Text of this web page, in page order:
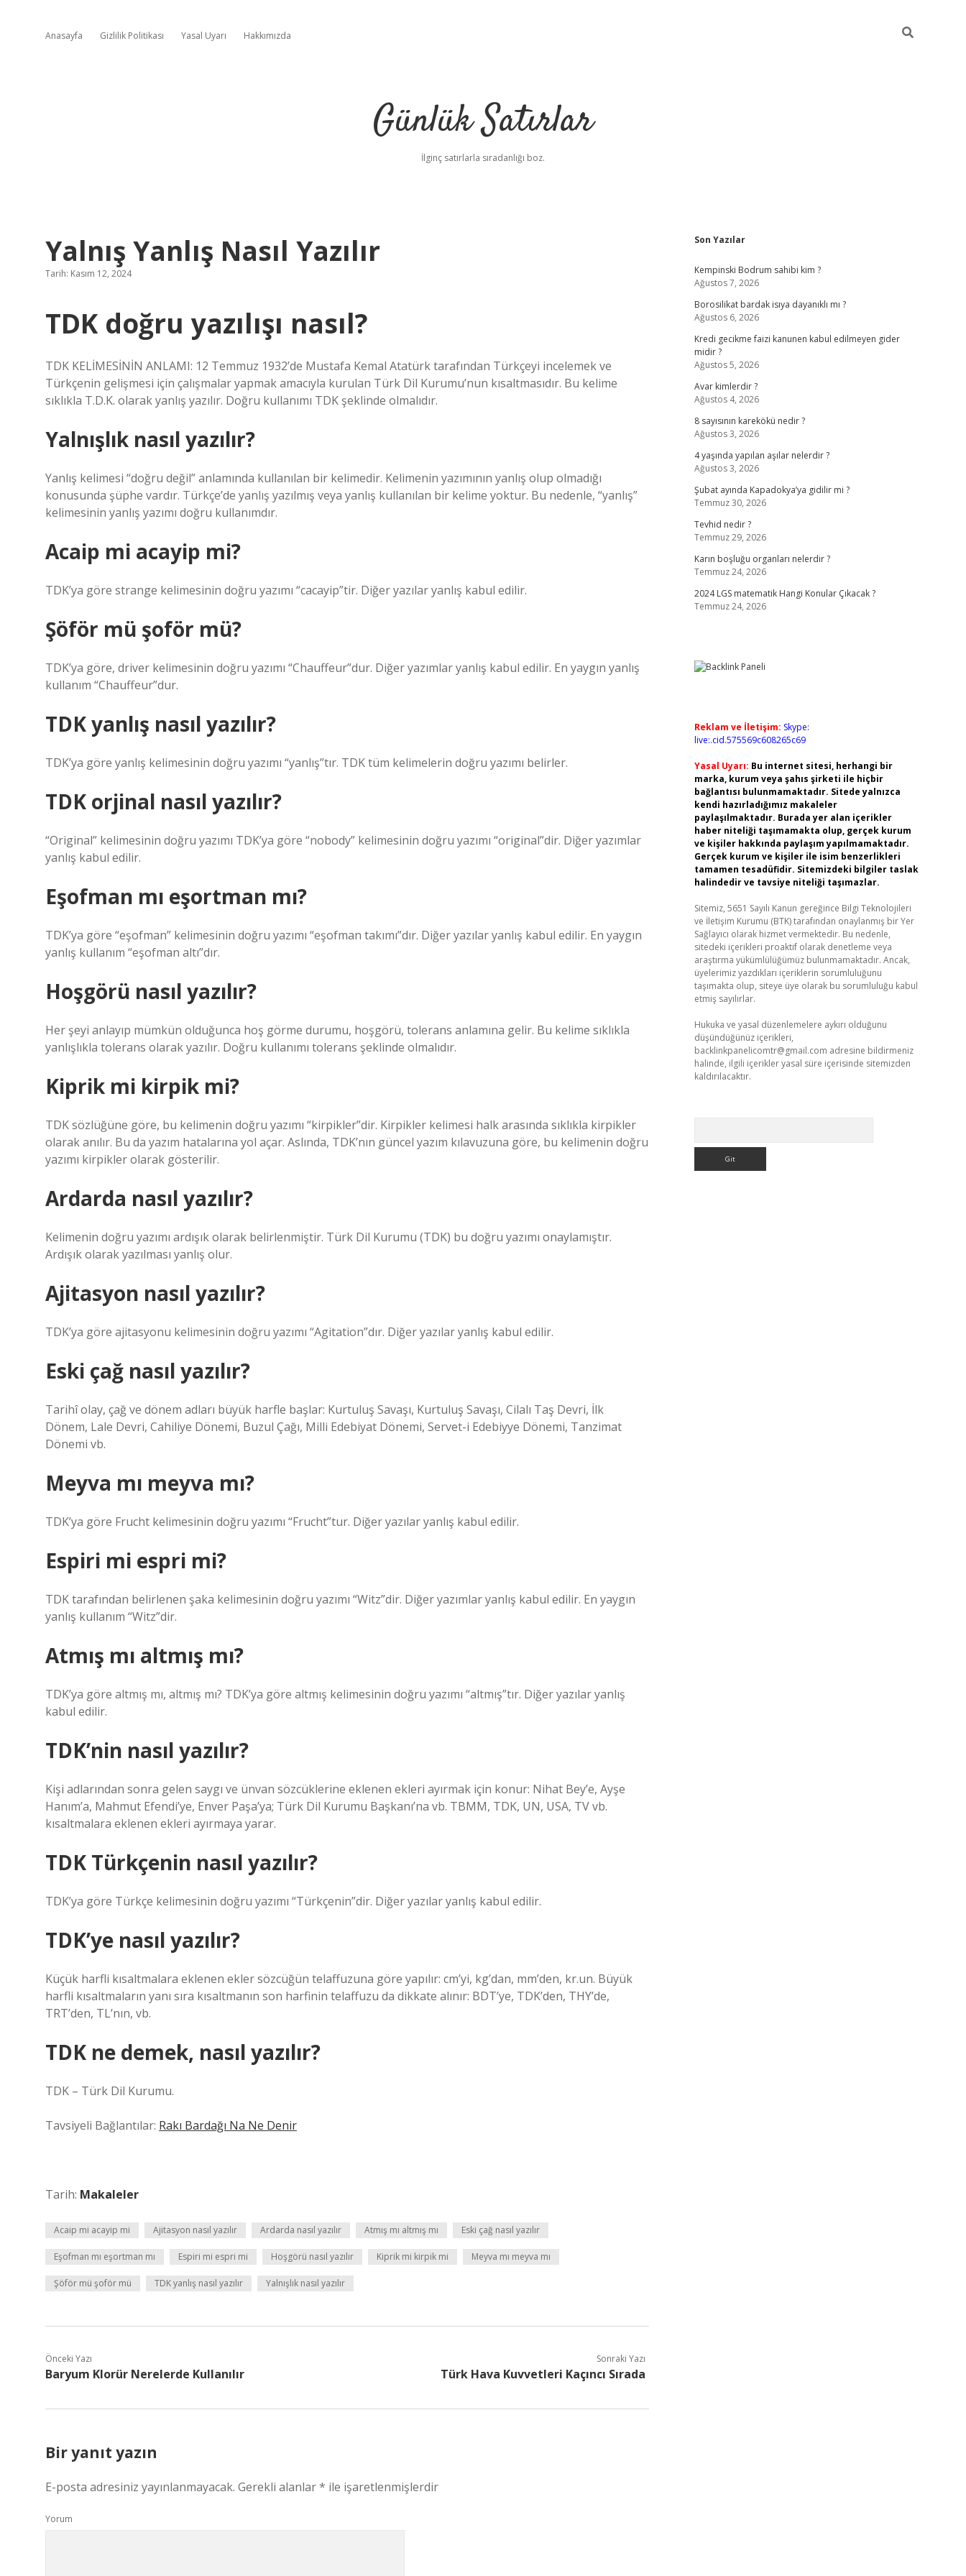
Anasayfa Gizlilik Politikası Yasal Uyarı Hakkımızda
Günlük Satırlar
İlginç satırlarla sıradanlığı boz.
Yalnış Yanlış Nasıl Yazılır
Tarih: Kasım 12, 2024
TDK doğru yazılışı nasıl?
TDK KELİMESİNİN ANLAMI: 12 Temmuz 1932’de Mustafa Kemal Atatürk tarafından Türkçeyi incelemek ve
Türkçenin gelişmesi için çalışmalar yapmak amacıyla kurulan Türk Dil Kurumu’nun kısaltmasıdır. Bu kelime
sıklıkla T.D.K. olarak yanlış yazılır. Doğru kullanımı TDK şeklinde olmalıdır.
Yalnışlık nasıl yazılır?
Yanlış kelimesi “doğru değil” anlamında kullanılan bir kelimedir. Kelimenin yazımının yanlış olup olmadığı
konusunda şüphe vardır. Türkçe’de yanlış yazılmış veya yanlış kullanılan bir kelime yoktur. Bu nedenle, “yanlış”
kelimesinin yanlış yazımı doğru kullanımdır.
Acaip mi acayip mi?
TDK’ya göre strange kelimesinin doğru yazımı “cacayip”tir. Diğer yazılar yanlış kabul edilir.
Şöför mü şoför mü?
TDK’ya göre, driver kelimesinin doğru yazımı “Chauffeur”dur. Diğer yazımlar yanlış kabul edilir. En yaygın yanlış
kullanım “Chauffeur”dur.
TDK yanlış nasıl yazılır?
TDK’ya göre yanlış kelimesinin doğru yazımı “yanlış”tır. TDK tüm kelimelerin doğru yazımı belirler.
TDK orjinal nasıl yazılır?
“Original” kelimesinin doğru yazımı TDK’ya göre “nobody” kelimesinin doğru yazımı “original”dir. Diğer yazımlar
yanlış kabul edilir.
Eşofman mı eşortman mı?
TDK’ya göre “eşofman” kelimesinin doğru yazımı “eşofman takımı”dır. Diğer yazılar yanlış kabul edilir. En yaygın
yanlış kullanım “eşofman altı”dır.
Hoşgörü nasıl yazılır?
Her şeyi anlayıp mümkün olduğunca hoş görme durumu, hoşgörü, tolerans anlamına gelir. Bu kelime sıklıkla
yanlışlıkla tolerans olarak yazılır. Doğru kullanımı tolerans şeklinde olmalıdır.
Kiprik mi kirpik mi?
TDK sözlüğüne göre, bu kelimenin doğru yazımı “kirpikler”dir. Kirpikler kelimesi halk arasında sıklıkla kirpikler
olarak anılır. Bu da yazım hatalarına yol açar. Aslında, TDK’nın güncel yazım kılavuzuna göre, bu kelimenin doğru
yazımı kirpikler olarak gösterilir.
Ardarda nasıl yazılır?
Kelimenin doğru yazımı ardışık olarak belirlenmiştir. Türk Dil Kurumu (TDK) bu doğru yazımı onaylamıştır.
Ardışık olarak yazılması yanlış olur.
Ajitasyon nasıl yazılır?
TDK’ya göre ajitasyonu kelimesinin doğru yazımı “Agitation”dır. Diğer yazılar yanlış kabul edilir.
Eski çağ nasıl yazılır?
Tarihî olay, çağ ve dönem adları büyük harfle başlar: Kurtuluş Savaşı, Kurtuluş Savaşı, Cilalı Taş Devri, İlk
Dönem, Lale Devri, Cahiliye Dönemi, Buzul Çağı, Milli Edebiyat Dönemi, Servet-i Edebiyye Dönemi, Tanzimat
Dönemi vb.
Meyva mı meyva mı?
TDK’ya göre Frucht kelimesinin doğru yazımı “Frucht”tur. Diğer yazılar yanlış kabul edilir.
Espiri mi espri mi?
TDK tarafından belirlenen şaka kelimesinin doğru yazımı “Witz”dir. Diğer yazımlar yanlış kabul edilir. En yaygın
yanlış kullanım “Witz”dir.
Atmış mı altmış mı?
TDK’ya göre altmış mı, altmış mı? TDK’ya göre altmış kelimesinin doğru yazımı “altmış”tır. Diğer yazılar yanlış
kabul edilir.
TDK’nin nasıl yazılır?
Kişi adlarından sonra gelen saygı ve ünvan sözcüklerine eklenen ekleri ayırmak için konur: Nihat Bey’e, Ayşe
Hanım’a, Mahmut Efendi’ye, Enver Paşa’ya; Türk Dil Kurumu Başkanı’na vb. TBMM, TDK, UN, USA, TV vb.
kısaltmalara eklenen ekleri ayırmaya yarar.
TDK Türkçenin nasıl yazılır?
TDK’ya göre Türkçe kelimesinin doğru yazımı “Türkçenin”dir. Diğer yazılar yanlış kabul edilir.
TDK’ye nasıl yazılır?
Küçük harfli kısaltmalara eklenen ekler sözcüğün telaffuzuna göre yapılır: cm’yi, kg’dan, mm’den, kr.un. Büyük
harfli kısaltmaların yanı sıra kısaltmanın son harfinin telaffuzu da dikkate alınır: BDT’ye, TDK’den, THY’de,
TRT’den, TL’nın, vb.
TDK ne demek, nasıl yazılır?
TDK – Türk Dil Kurumu.
Tavsiyeli Bağlantılar: Rakı Bardağı Na Ne Denir
Tarih: Makaleler
Acaip mi acayip mi Ajitasyon nasıl yazılır Ardarda nasıl yazılır Atmış mı altmış mı Eski çağ nasıl yazılır
Eşofman mı eşortman mı Espiri mi espri mi Hoşgörü nasıl yazılır Kiprik mi kirpik mi Meyva mı meyva mı
Şöför mü şoför mü TDK yanlış nasıl yazılır Yalnışlık nasıl yazılır
Önceki Yazı
Baryum Klorür Nerelerde Kullanılır
Sonraki Yazı
Türk Hava Kuvvetleri Kaçıncı Sırada
Bir yanıt yazın
E-posta adresiniz yayınlanmayacak. Gerekli alanlar* ile işaretlenmişlerdir
Yorum
Sidebar
Son Yazılar
Kempinski Bodrum sahibi kim ?
Ağustos 7, 2026
Borosilikat bardak isıya dayanıklı mı ?
Ağustos 6, 2026
Kredi gecikme faizi kanunen kabul edilmeyen gider
midir ?
Ağustos 5, 2026
Avar kimlerdir ?
Ağustos 4, 2026
8 sayısının karekökü nedir ?
Ağustos 3, 2026
4 yaşında yapılan aşılar nelerdir ?
Ağustos 3, 2026
Şubat ayında Kapadokya’ya gidilir mi ?
Temmuz 30, 2026
Tevhid nedir ?
Temmuz 29, 2026
Karın boşluğu organları nelerdir ?
Temmuz 24, 2026
2024 LGS matematik Hangi Konular Çıkacak ?
Temmuz 24, 2026
Reklam ve İletişim: Skype:
live:.cid.575569c608265c69
Yasal Uyarı: Bu internet sitesi, herhangi bir
marka, kurum veya şahıs şirketi ile hiçbir
bağlantısı bulunmamaktadır. Sitede yalnızca
kendi hazırladığımız makaleler
paylaşılmaktadır. Burada yer alan içerikler
haber niteliği taşımamakta olup, gerçek kurum
ve kişiler hakkında paylaşım yapılmamaktadır.
Gerçek kurum ve kişiler ile isim benzerlikleri
tamamen tesadüfidir. Sitemizdeki bilgiler taslak
halindedir ve tavsiye niteliği taşımazlar.
Sitemiz, 5651 Sayılı Kanun gereğince Bilgi Teknolojileri
ve İletişim Kurumu (BTK) tarafından onaylanmış bir Yer
Sağlayıcı olarak hizmet vermektedir. Bu nedenle,
sitedeki içerikleri proaktif olarak denetleme veya
araştırma yükümlülüğümüz bulunmamaktadır. Ancak,
üyelerimiz yazdıkları içeriklerin sorumluluğunu
taşımakta olup, siteye üye olarak bu sorumluluğu kabul
etmiş sayılırlar.
Hukuka ve yasal düzenlemelere aykırı olduğunu
düşündüğünüz içerikleri,
backlinkpanelicomtr@gmail.com adresine bildirmeniz
halinde, ilgili içerikler yasal süre içerisinde sitemizden
kaldırılacaktır.